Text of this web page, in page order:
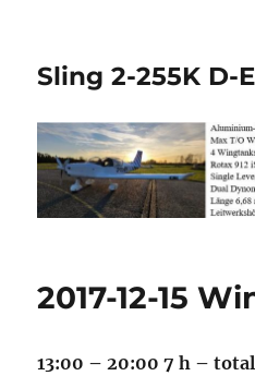
Sling 2-255K D-
2017-12-15
13:00 – 20:00 7 h – total